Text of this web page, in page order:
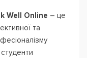
Well Online – це
та